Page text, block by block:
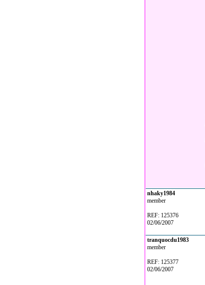
nhaky1984
member
REF: 125376
02/06/2007
tranquocdu1983
member
REF: 125377
02/06/2007